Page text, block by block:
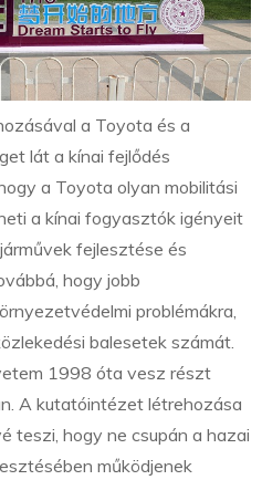
a Toyota és a
lát a kínai fejlődés
a Toyota olyan mobilitási
a kínai fogyasztók igényeit
fejlesztése és
hogy jobb
problémákra,
balesetek számát.
1998 óta vesz részt
A kutatóintézet létrehozása
teszi, hogy ne csupán a hazai
működjenek